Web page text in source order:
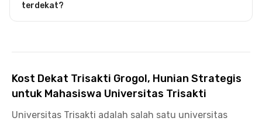
terdekat?
Kost Dekat Trisakti Grogol, Hunian Strategis
untuk Mahasiswa Universitas Trisakti
Universitas Trisakti adalah salah satu universitas